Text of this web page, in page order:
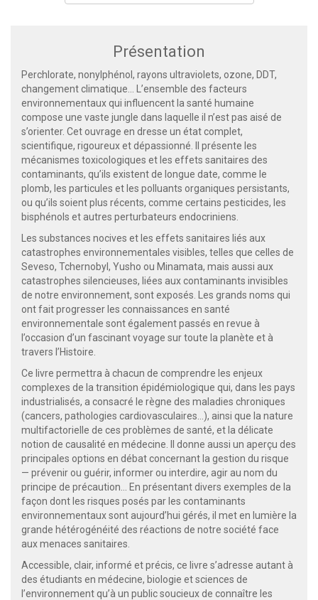
Présentation
Perchlorate, nonylphénol, rayons ultraviolets, ozone, DDT,
changement climatique… L’ensemble des facteurs
environnementaux qui influencent la santé humaine
compose une vaste jungle dans laquelle il n’est pas aisé de
s’orienter. Cet ouvrage en dresse un état complet,
scientifique, rigoureux et dépassionné. Il présente les
mécanismes toxicologiques et les effets sanitaires des
contaminants, qu’ils existent de longue date, comme le
plomb, les particules et les polluants organiques persistants,
ou qu’ils soient plus récents, comme certains pesticides, les
bisphénols et autres perturbateurs endocriniens.
Les substances nocives et les effets sanitaires liés aux
catastrophes environnementales visibles, telles que celles de
Seveso, Tchernobyl, Yusho ou Minamata, mais aussi aux
catastrophes silencieuses, liées aux contaminants invisibles
de notre environnement, sont exposés. Les grands noms qui
ont fait progresser les connaissances en santé
environnementale sont également passés en revue à
l’occasion d’un fascinant voyage sur toute la planète et à
travers l’Histoire.
Ce livre permettra à chacun de comprendre les enjeux
complexes de la transition épidémiologique qui, dans les pays
industrialisés, a consacré le règne des maladies chroniques
(cancers, pathologies cardiovasculaires…), ainsi que la nature
multifactorielle de ces problèmes de santé, et la délicate
notion de causalité en médecine. Il donne aussi un aperçu des
principales options en débat concernant la gestion du risque
— prévenir ou guérir, informer ou interdire, agir au nom du
principe de précaution... En présentant divers exemples de la
façon dont les risques posés par les contaminants
environnementaux sont aujourd’hui gérés, il met en lumière la
grande hétérogénéité des réactions de notre société face
aux menaces sanitaires.
Accessible, clair, informé et précis, ce livre s’adresse autant à
des étudiants en médecine, biologie et sciences de
l’environnement qu’à un public soucieux de connaître les